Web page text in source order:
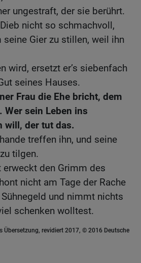
ungestraft, der sie berührt.
nicht so schmachvoll,
Gier zu stillen, weil ihn
wird, ersetzt er’s siebenfach
seines Hauses.
Frau die Ehe bricht, dem
sein Leben ins
will, der tut das.
treffen ihn, und seine
tilgen.
erweckt den Grimm des
nicht am Tage der Rache
und nimmt nichts
schenken wolltest.
Übersetzung, revidiert 2017, © 2016 Deutsche